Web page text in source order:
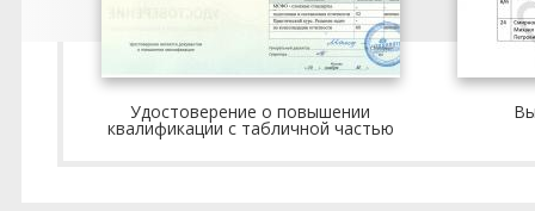
Удостоверение о повышении
квалификации с табличной частью